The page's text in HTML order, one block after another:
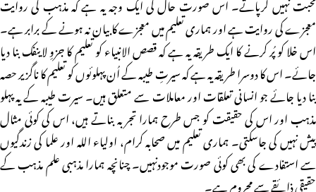
معجزے کی روایت ہے اور ہماری تعلیم میں معجزے کا بیان نہ ہونے کے برابر ہے۔
اس خلا کو پُر کرنے کا ایک طریقہ یہ ہے کہ قصص الانبیاء کو تعلیم کا جزوِ لاینفک بنا دیا
جائے۔ اس کا دوسرا طریقہ یہ ہے کہ سیرتِ طیبہ کے اُن پہلوئوں کو تعلیم کا ناگزیر حصہ
بنا دیا جائے جو انسانی تعلقات اور معاملات سے متعلق ہیں۔ سیرت طیبہ کے یہ پہلو
مذہب اور اس کی حقیقت کو جس طرح ہمارا تجربہ بناتے ہیں، اس کی کوئی مثال
پیش نہیں کی جاسکتی۔ ہماری تعلیم میں صحابہ کرام، اولیاء اللہ اور علما کی زندگیوں
سے استفادے کی بھی کوئی صورت موجودنہیں۔ چنانچہ ہمارا مذہبی علم مذہب کے
حقیقی ذائقے سے محروم ہے۔